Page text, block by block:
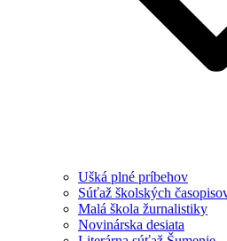
Ušká plné príbehov
Súťaž školských
Malá škola žurnalistiky
Novinárska desiata